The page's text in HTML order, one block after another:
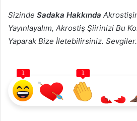
Sizinde Sadaka Hakkında
Yayınlayalım, Akrostiş Şiirinizi Bu
Yaparak Bize İletebilirsiniz.
1 1